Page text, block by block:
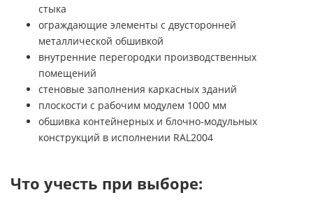
стыка
ограждающие элементы с двусторонней
металлической обшивкой
внутренние перегородки производственных
помещений
стеновые заполнения каркасных зданий
плоскости с рабочим модулем 1000 мм
обшивка контейнерных и блочно-модульных
конструкций в исполнении RAL2004
Что учесть при выборе: